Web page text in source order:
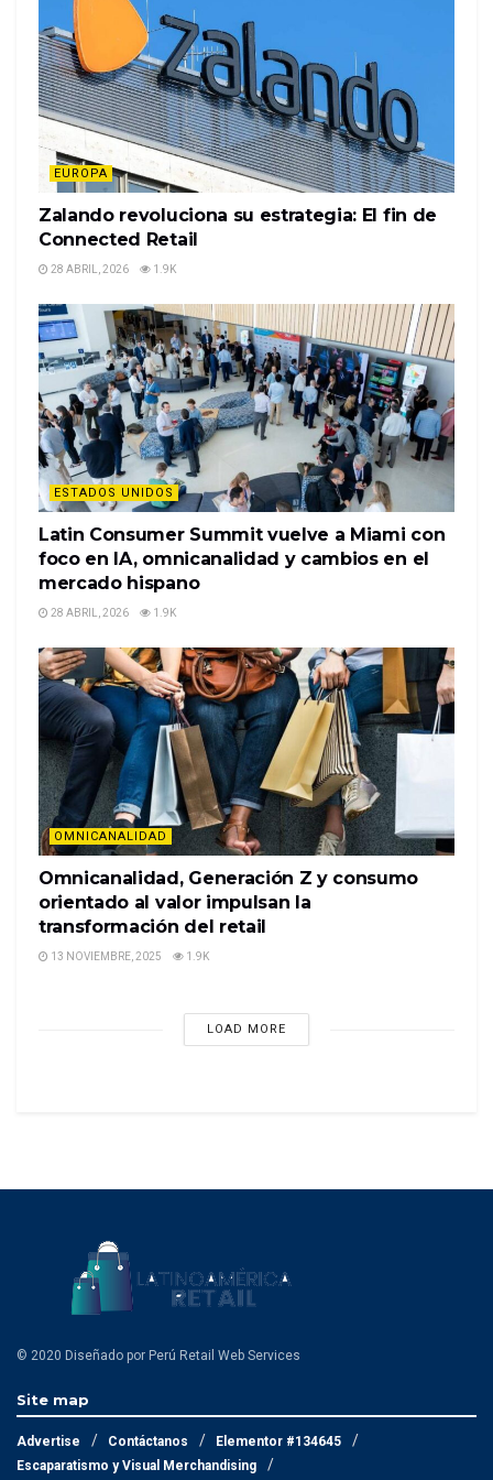
EUROPA
Zalando revoluciona su estrategia: El fin de
Connected Retail
28 ABRIL, 2026 1.9K
ESTADOS UNIDOS
Latin Consumer Summit vuelve a Miami con
foco en IA, omnicanalidad y cambios en el
mercado hispano
28 ABRIL, 2026 1.9K
OMNICANALIDAD
Omnicanalidad, Generación Z y consumo
orientado al valor impulsan la
transformación del retail
13 NOVIEMBRE, 2025 1.9K
LOAD MORE
© 2020 Diseñado por Perú Retail Web Services
Site map
Advertise Contáctanos
Elementor #134645
Escaparatismo y Visual Merchandising